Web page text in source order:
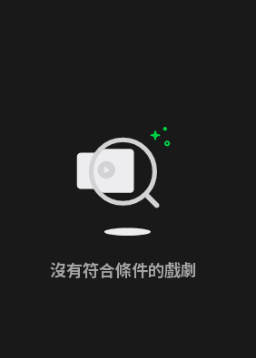
沒有符合條件的戲劇